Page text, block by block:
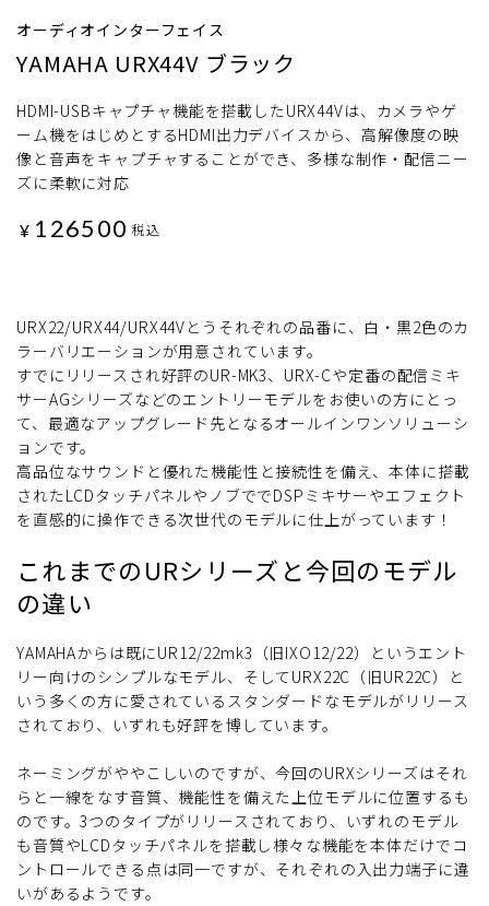
オーディオインターフェイス
YAMAHA URX44V ブラック
HDMI-USBキャプチャ機能を搭載したURX44Vは、カメラやゲ
ーム機をはじめとするHDMI出力デバイスから、高解像度の映
像と音声をキャプチャすることができ、多様な制作・配信ニー
ズに柔軟に対応
¥ 126500 税込
URX22/URX44/URX44Vとうそれぞれの品番に、白・黒2色のカ
ラーバリエーションが用意されています。
すでにリリースされ好評のUR-MK3、URX-Cや定番の配信ミキ
サーAGシリーズなどのエントリーモデルをお使いの方にとっ
て、最適なアップグレード先となるオールインワンソリューシ
ョンです。
高品位なサウンドと優れた機能性と接続性を備え、本体に搭載
されたLCDタッチパネルやノブででDSPミキサーやエフェクト
を直感的に操作できる次世代のモデルに仕上がっています！
これまでのURシリーズと今回のモデル
の違い
YAMAHAからは既にUR12/22mk3（旧IXO12/22）というエント
リー向けのシンプルなモデル、そしてURX22C（旧UR22C）と
いう多くの方に愛されているスタンダードなモデルがリリース
されており、いずれも好評を博しています。
ネーミングがややこしいのですが、今回のURXシリーズはそれ
らと一線をなす音質、機能性を備えた上位モデルに位置するも
のです。3つのタイプがリリースされており、いずれのモデル
も音質やLCDタッチパネルを搭載し様々な機能を本体だけでコ
ントロールできる点は同一ですが、それぞれの入出力端子に違
いがあるようです。